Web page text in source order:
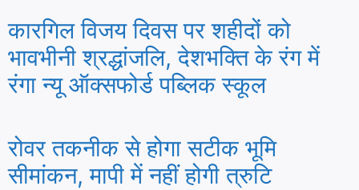
कारगिल विजय दिवस पर शहीदों को
भावभीनी श्रद्धांजलि, देशभक्ति के रंग में
रंगा न्यू ऑक्सफोर्ड पब्लिक स्कूल
रोवर तकनीक से होगा सटीक भूमि
सीमांकन, मापी में नहीं होगी त्रुटि